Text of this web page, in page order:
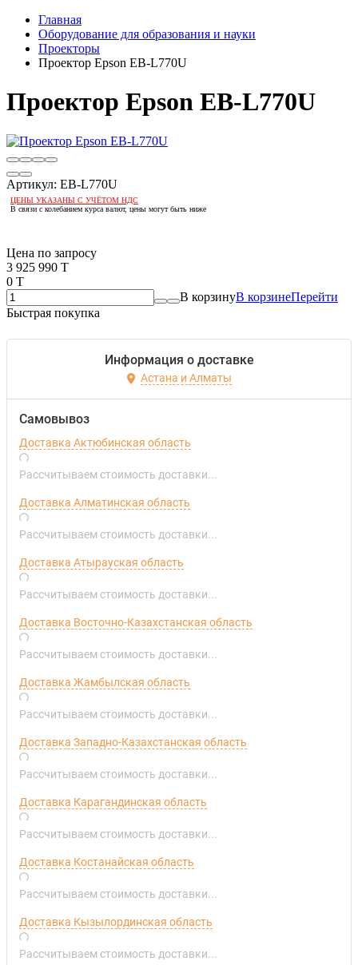
Главная
Оборудование для образования и науки
Проекторы
Проектор Epson EB-L770U
Проектор Epson EB-L770U
Артикул: EB-L770U
ЦЕНЫ УКАЗАНЫ С УЧЁТОМ НДС
В связи с колебанием курса валют, цены могут быть ниже
Цена по запросу
3 925 990 T
0 T
В корзинуВ корзинеПерейти
Быстрая покупка
Информация о доставке
Астана и Алматы
Самовывоз
Доставка Актюбинская область
Рассчитываем стоимость доставки...
Доставка Алматинская область
Рассчитываем стоимость доставки...
Доставка Атырауская область
Рассчитываем стоимость доставки...
Доставка Восточно-Казахстанская область
Рассчитываем стоимость доставки...
Доставка Жамбылская область
Рассчитываем стоимость доставки...
Доставка Западно-Казахстанская область
Рассчитываем стоимость доставки...
Доставка Карагандинская область
Рассчитываем стоимость доставки...
Доставка Костанайская область
Рассчитываем стоимость доставки...
Доставка Кызылординская область
Рассчитываем стоимость доставки...